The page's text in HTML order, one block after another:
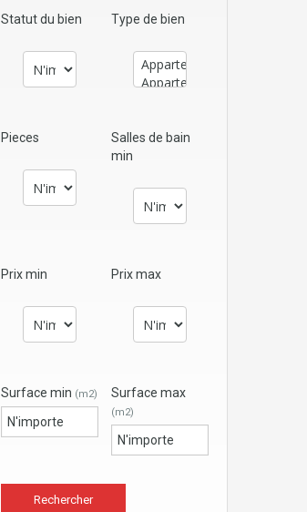
Statut du bien Type de bien
Pieces
Salles de bain
min
Prix min Prix max
Surface min (m2) Surface max
(m2)